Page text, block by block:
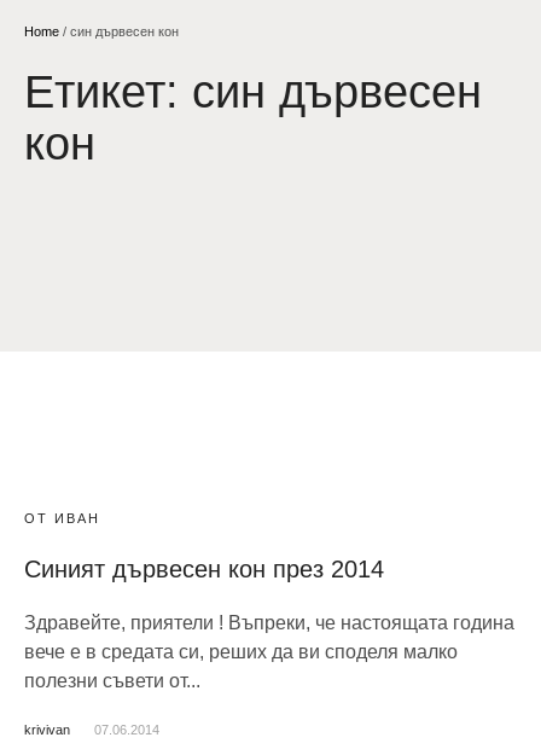
Home / син дървесен кон
Етикет: син дървесен
кон
ОТ ИВАН
Синият дървесен кон през 2014
Здравейте, приятели ! Въпреки, че настоящата година
вече е в средата си, реших да ви споделя малко
полезни съвети от...
krivivan 07.06.2014